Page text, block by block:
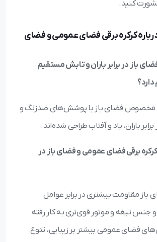
کنید.
کرکره برقی فضای عمومی و فضای
فضای باز در برابر باران و تابش مستقیم
مخصوص فضای باز با پوشش‌های ضدزنگ و
باران، باد و آفتاب طراحی شده‌اند.
برقی فضای عمومی و فضای باز در
باز مقاومت بیشتری در برابر عوامل
جنس تیغه و موتور قوی‌تری به کار رفته
فضای عمومی بیشتر بر زیبایی، تنوع